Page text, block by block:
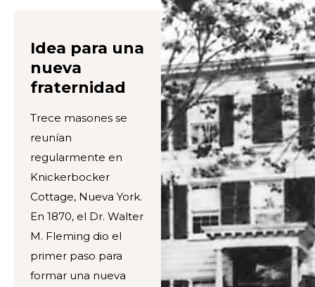
Idea para una
nueva
fraternidad
Trece masones se
reunían
regularmente en
Knickerbocker
Cottage, Nueva York.
En 1870, el Dr. Walter
M. Fleming dio el
primer paso para
formar una nueva